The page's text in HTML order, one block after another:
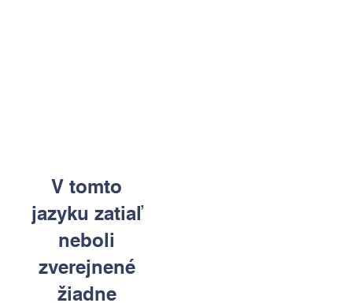
V tomto
jazyku zatiaľ
neboli
zverejnené
žiadne